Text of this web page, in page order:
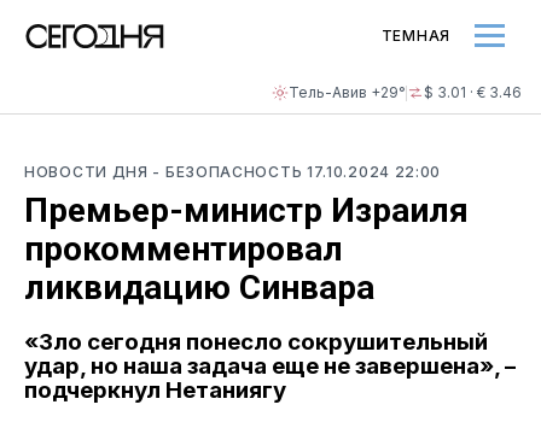
Тель-Авив +29° $ 3.01 · € 3.46
ТЕМНАЯ
НОВОСТИ ДНЯ - БЕЗОПАСНОСТЬ 17.10.2024 22:00
Премьер-министр Израиля
прокомментировал
ликвидацию Синвара
«Зло сегодня понесло сокрушительный
удар, но наша задача еще не завершена», –
подчеркнул Нетаниягу